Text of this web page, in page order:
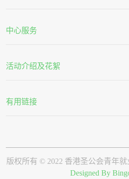
中心服务
活动介绍及花絮
有用链接
版权所有 © 2022 香港圣公会青年
Designed By